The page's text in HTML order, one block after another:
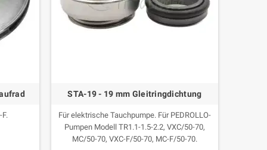
STA-19 - 19 mm Gleitringdichtung
Für elektrische Tauchpumpe. Für PEDROLLO-
Pumpen Modell TR1.1-1.5-2.2, VXC/50-70,
MC/50-70, VXC-F/50-70, MC-F/50-70.